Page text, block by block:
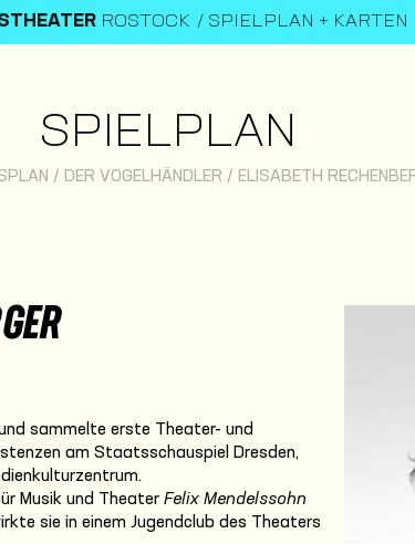
ROSTOCK SPIELPLAN + KARTEN
SPIELPLAN
/ DER VOGELHÄNDLER / ELISABETH
sammelte erste Theater- und
am Staatsschauspiel Dresden,
Musik und Theater Felix Mendelssohn
sie in einem Jugendclub des Theaters